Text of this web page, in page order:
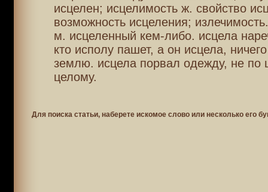
исцелен; исцелимость ж. свойство
возможность исцеления;
м. исцеленный кем-либо. исцела
кто исполу пашет, а он исцела,
землю. исцела порвал одежду, не по
целому.
Для поиска статьи, наберете искомое слово или несколько его